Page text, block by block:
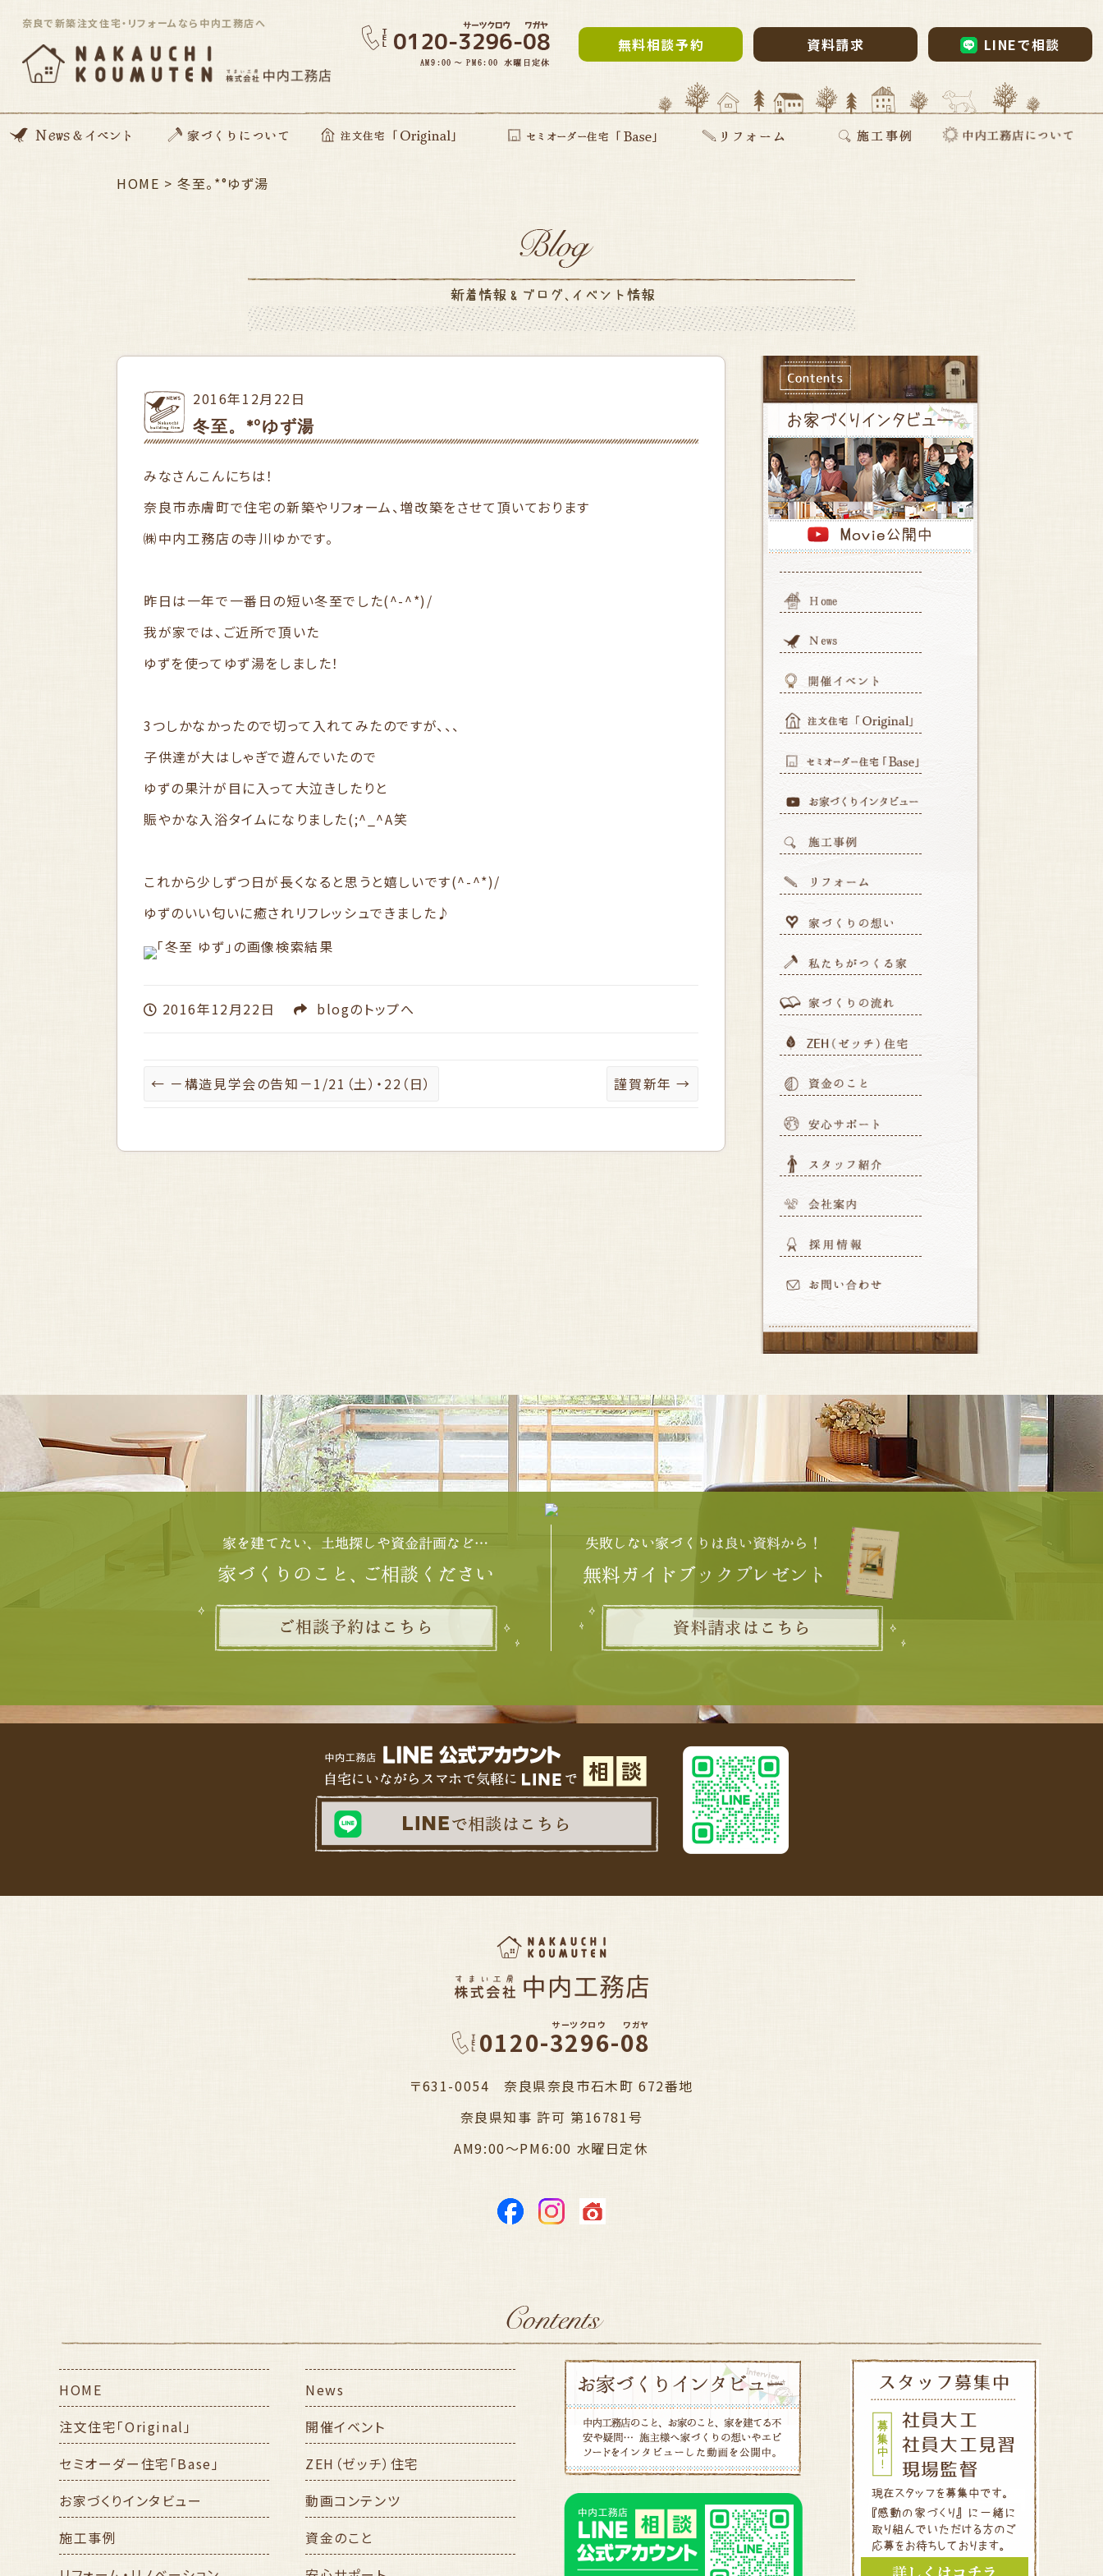
奈良で新築注文住宅・リフォームなら中内工務店へ
無料相談予約 資料請求 LINEで相談
住んでる住まい見学会 家づくりの想い
動画コンテンツ
私たちがつくる家
家づくりの流れ
ZEH住宅
SDGsへの取り組み
資金のこと
安心サポート
HOME >冬至。*°ゆず湯
2016年12月22日
冬至。*°ゆず湯
みなさんこんにちは！
奈良市赤膚町で住宅の新築やリフォーム、増改築をさせて頂いております
㈱中内工務店の寺川ゆかです。
昨日は一年で一番日の短い冬至でした(^-^*)/
我が家では、ご近所で頂いた
ゆずを使ってゆず湯をしました！
3つしかなかったので切って入れてみたのですが、、、
子供達が大はしゃぎで遊んでいたので
ゆずの果汁が目に入って大泣きしたりと
賑やかな入浴タイムになりました(;^_^A笑
これから少しずつ日が長くなると思うと嬉しいです(^-^*)/
ゆずのいい匂いに癒されリフレッシュできました♪
2016年12月22日 blogのトップへ
← －構造見学会の告知－1/21（土）・22（日） 謹賀新年→
0120-3296-08
サーツクロウ ワガヤ
〒631-0054 奈良県奈良市石木町 672番地
奈良県知事 許可 第16781号
AM9:00～PM6:00 水曜日定休
HOME
注文住宅「Original」
セミオーダー住宅「Base」
お家づくりインタビュー
施工事例
News
開催イベント
ZEH（ゼッチ）住宅
動画コンテンツ
資金のこと